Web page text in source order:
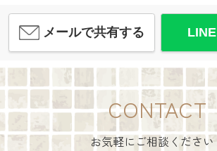
メールで共有する
CONTACT
お気軽にご相談ください